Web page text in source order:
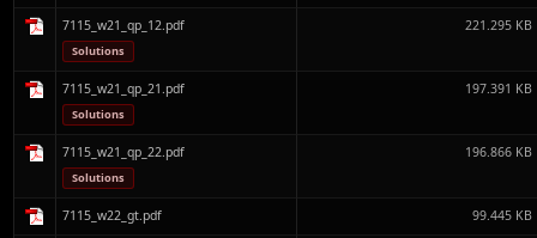
7115_w21_qp_12.pdf
Solutions
221.295 KB
7115_w21_qp_21.pdf
Solutions
197.391 KB
7115_w21_qp_22.pdf
Solutions
196.866 KB
7115_w22_gt.pdf 99.445 KB